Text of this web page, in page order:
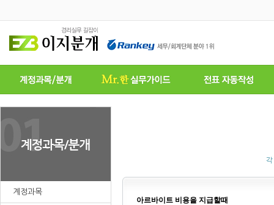
계정과목
각
아르바이트 비용을 지급할때